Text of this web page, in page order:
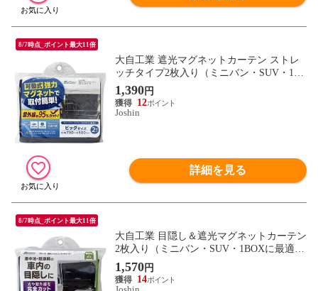
8/7時点_ポイント最大11倍
大自工業 遮光マグネットカーテン ストレ
ッチタイプ2枚入り（ミニバン・SUV・1B
OXに最適） meltec CM-NB 【返品種別A】
1,390円
12
Joshin
詳細を見る
8/7時点_ポイント最大11倍
大自工業 目隠し＆遮光マグネットカーテン
2枚入り（ミニバン・SUV・1BOXに最適）
meltec CM-UB 【返品種別A】
1,570円
14